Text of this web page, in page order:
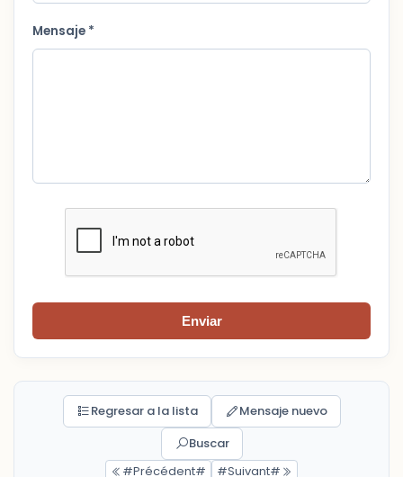
Mensaje *
Enviar
Regresar a la lista
Mensaje nuevo
Buscar
#Précédent#
#Suivant#